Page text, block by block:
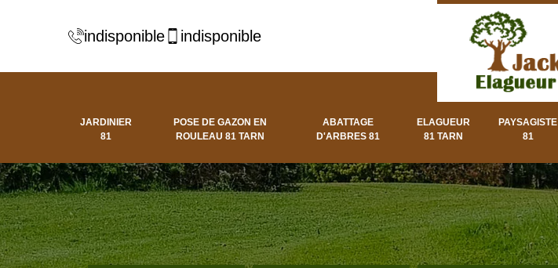
indisponible indisponible
JARDINIER
81
POSE DE GAZON EN
ROULEAU 81 TARN
ABATTAGE
D'ARBRES 81
ELAGUEUR
81 TARN
PAYSAGISTE
81